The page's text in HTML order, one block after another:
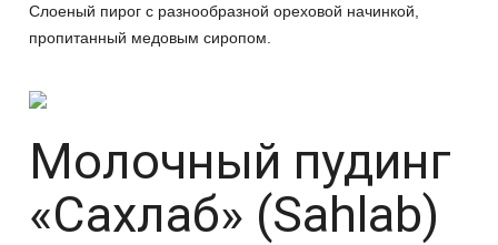
Слоеный пирог с разнообразной ореховой начинкой,
пропитанный медовым сиропом.
Молочный пудинг
«Сахлаб» (Sahlab)